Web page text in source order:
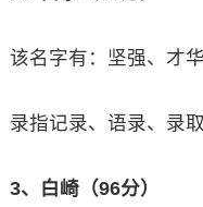
该名字有：坚强、才
录指记录、语录、录取
3、白崎（96分）